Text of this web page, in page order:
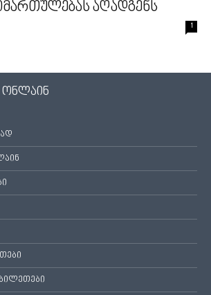
აღადგენს
1
ონლაინ